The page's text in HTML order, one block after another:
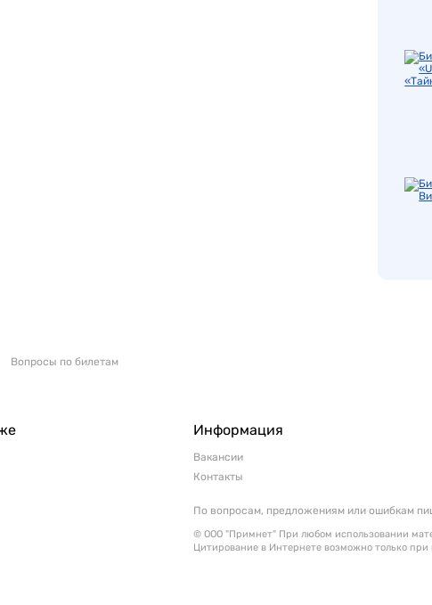
Вопросы по билетам
Информация
Вакансии
Контакты
По вопросам, предложениям или ошибкам
© ООО "Примнет" При любом использовании
Цитирование в Интернете возможно только